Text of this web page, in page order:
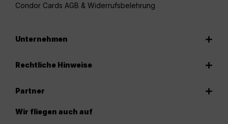
Condor Cards AGB & Widerrufsbelehrung
Unternehmen
Rechtliche Hinweise
Partner
Wir fliegen auch auf